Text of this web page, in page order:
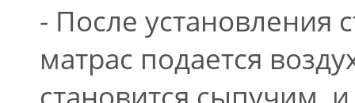
- После установления
матрас подается